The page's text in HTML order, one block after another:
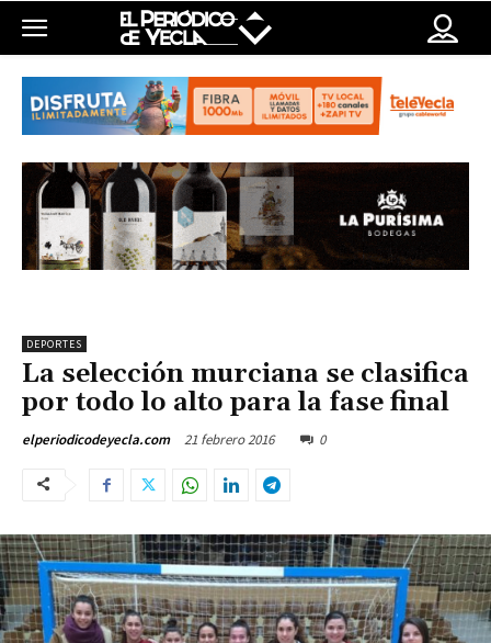
DEPORTES
La selección murciana se clasifica
por todo lo alto para la fase final
elperiodicodeyecla.com 21 febrero 2016 0